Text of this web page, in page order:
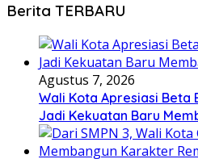
Berita TERBARU
Agustus 7, 2026
Wali Kota Apresiasi Beta
Jadi Kekuatan Baru